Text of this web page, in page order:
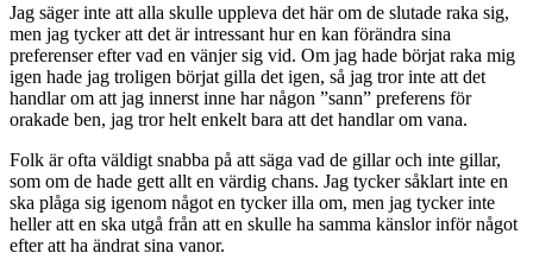
Jag säger inte att alla skulle uppleva det här om de slutade raka sig,
men jag tycker att det är intressant hur en kan förändra sina
preferenser efter vad en vänjer sig vid. Om jag hade börjat raka mig
igen hade jag troligen börjat gilla det igen, så jag tror inte att det
handlar om att jag innerst inne har någon ”sann” preferens för
orakade ben, jag tror helt enkelt bara att det handlar om vana.
Folk är ofta väldigt snabba på att säga vad de gillar och inte gillar,
som om de hade gett allt en värdig chans. Jag tycker såklart inte en
ska plåga sig igenom något en tycker illa om, men jag tycker inte
heller att en ska utgå från att en skulle ha samma känslor inför något
efter att ha ändrat sina vanor.